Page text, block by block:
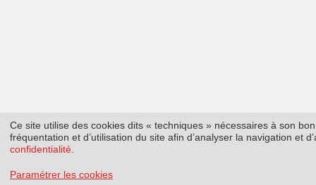
Ce site utilise des cookies dits « techniques » nécessaires à son
fréquentation et d’utilisation du site afin d’analyser la navigation et
confidentialité
Paramétrer les cookies